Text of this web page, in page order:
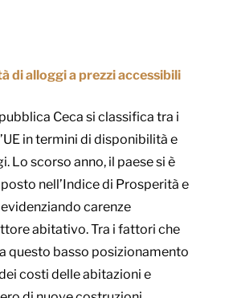
di alloggi a prezzi accessibili
Ceca si classifica tra i
in termini di disponibilità e
Lo scorso anno, il paese si è
nell’Indice di Prosperità e
carenze
abitativo. Tra i fattori che
questo basso posizionamento
costi delle abitazioni e